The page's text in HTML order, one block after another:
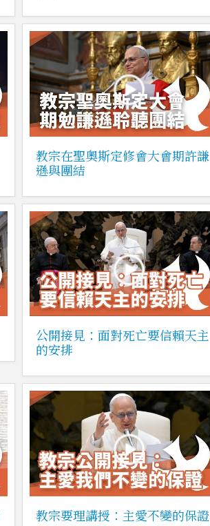
教宗在聖奧斯定修會大會期許謙
遜與團結
公開接見：面對死亡要信賴天主
的安排
教宗要理講授：主愛不變的保證